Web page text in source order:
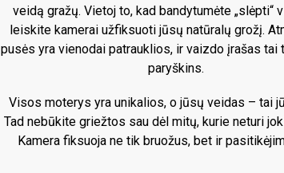
veidą gražų. Vietoj to, kad bandytumėte „slėpti“
leiskite kamerai užfiksuoti jūsų natūralų grožį.
pusės yra vienodai patrauklios, ir vaizdo įrašas tai
paryškins.
Visos moterys yra unikalios, o jūsų veidas – tai
Tad nebūkite griežtos sau dėl mitų, kurie neturi
Kamera fiksuoja ne tik bruožus, bet ir